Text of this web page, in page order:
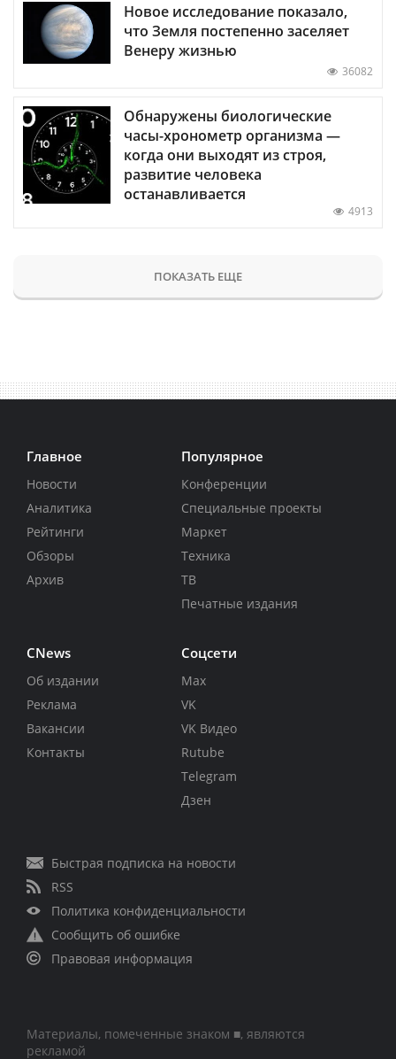
Новое исследование показало,
что Земля постепенно заселяет
Венеру жизнью
36082
Обнаружены биологические
часы-хронометр организма —
когда они выходят из строя,
развитие человека
останавливается
4913
ПОКАЗАТЬ ЕЩЕ
Главное
Новости
Аналитика
Рейтинги
Обзоры
Архив
Популярное
Конференции
Специальные проекты
Маркет
Техника
ТВ
Печатные издания
CNews
Об издании
Реклама
Вакансии
Контакты
Соцсети
Max
VK
VK Видео
Rutube
Telegram
Дзен
Быстрая подписка на новости
RSS
Политика конфиденциальности
Сообщить об ошибке
Правовая информация
Материалы, помеченные знаком ■, являются
рекламой